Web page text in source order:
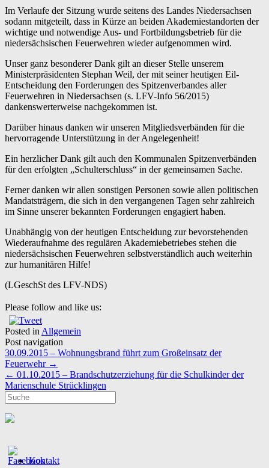
Im Verlaufe der Sitzung wurde seitens des Landes Niedersachsen
sodann mitgeteilt, dass in Kürze an beiden Akademiestandorten der
wichtige und notwendige Aus- und Fortbildungsbetrieb für die
niedersächsischen Feuerwehren wieder aufgenommen wird.
Unser ganz besonderer Dank gilt an dieser Stelle unserem
Ministerpräsidenten Stephan Weil, der mit seiner heutigen Eil-
Entscheidung den Forderungen des Spitzenverbandes aller
Feuerwehren in Niedersachsen (s. LFV-Info 56/2015)
dankenswerterweise nachgekommen ist.
Darüber hinaus danken wir unseren Mitgliedsverbänden für die
hervorragende Unterstützung in der Angelegenheit!
Ein herzlicher Dank gilt auch den Kommunalen Spitzenverbänden
für den erfolgten „Schulterschluss“ in der gemeinsamen Sache.
Ferner danken wir allen sonstigen Personen sowie allen politischen
Mandatsträgern, die sich in den vergangenen Tagen sehr zahlreich
im Sinne unserer bekannten Forderungen engagiert haben.
Unabhängig von der heutigen Entscheidung zur bevorstehenden
Wiederaufnahme des regulären Akademiebetriebes stehen die
niedersächsischen Feuerwehren selbstverständlich auch weiterhin
zur humanitären Hilfe!
(LGeschSt des LFV-NDS)
Please follow and like us:
Posted in Allgemein
Post navigation
30.09.2015 – Wohnungsbrand führt zum Großeinsatz der
Feuerwehr →
← 01.10.2015 – Brandschutzerziehung für die Schulkinder der
Marienschule Strücklingen
Kontakt